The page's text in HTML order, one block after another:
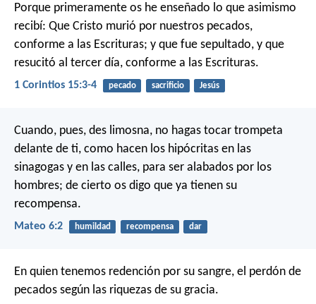
Porque primeramente os he enseñado lo que asimismo
recibí: Que Cristo murió por nuestros pecados,
conforme a las Escrituras; y que fue sepultado, y que
resucitó al tercer día, conforme a las Escrituras.
1 Corintios 15:3-4 pecado sacrificio Jesús
Cuando, pues, des limosna, no hagas tocar trompeta
delante de ti, como hacen los hipócritas en las
sinagogas y en las calles, para ser alabados por los
hombres; de cierto os digo que ya tienen su
recompensa.
Mateo 6:2 humildad recompensa dar
En quien tenemos redención por su sangre, el perdón de
pecados según las riquezas de su gracia.